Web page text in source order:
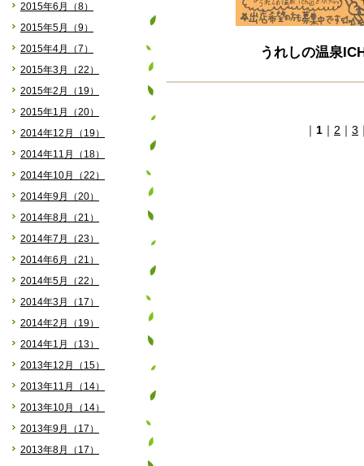
2015年6月（8）
2015年5月（9）
2015年4月（7）
2015年3月（22）
2015年2月（19）
2015年1月（20）
2014年12月（19）
2014年11月（18）
2014年10月（22）
2014年9月（20）
2014年8月（21）
2014年7月（23）
2014年6月（21）
2014年5月（22）
2014年3月（17）
2014年2月（19）
2014年1月（13）
2013年12月（15）
2013年11月（14）
2013年10月（14）
2013年9月（17）
2013年8月（17）
うれしの温泉
｜ 1 ｜ 2 ｜ 3